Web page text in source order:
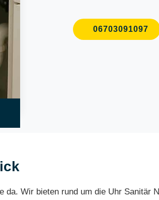
06703091097
da. Wir bieten rund um die Uhr Sanitär